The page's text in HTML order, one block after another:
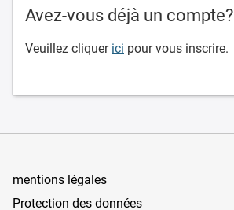
Avez-vous déjà un compte?
Veuillez cliquer ici pour vous inscrire.
mentions légales
Protection des données